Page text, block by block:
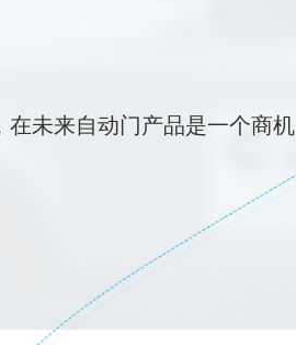
在未来自动门产品是一个商机